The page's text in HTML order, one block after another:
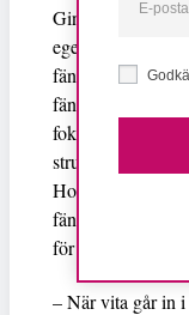
Gina Dent lyfte
egentligen gör
fokus på de
strukturer som
Hon var bland
för brott.
– När vita går in i